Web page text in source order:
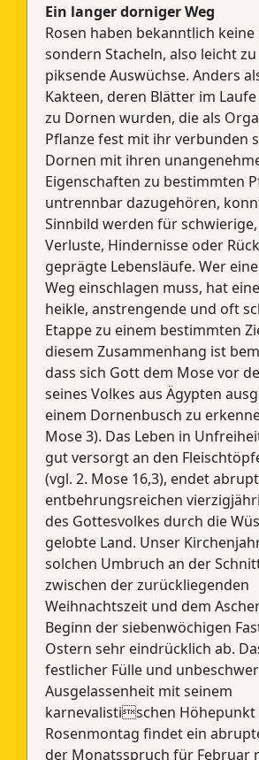
Ein langer dorniger Weg
Rosen haben bekanntlich
sondern Stacheln, also leicht
piksende Auswüchse. Anders
Kakteen, deren Blätter im
zu Dornen wurden, die als
Pflanze fest mit ihr verbunden
Dornen mit ihren
Eigenschaften zu bestimmten
untrennbar dazugehören,
Sinnbild werden für
Verluste, Hindernisse oder
geprägte Lebensläufe. Wer
Weg einschlagen muss, hat
heikle, anstrengende und oft
Etappe zu einem bestimmten
diesem Zusammenhang ist
dass sich Gott dem Mose vor
seines Volkes aus Ägypten
einem Dornenbusch zu
Mose 3). Das Leben in
gut versorgt an den
(vgl. 2. Mose 16,3), endet
entbehrungsreichen
des Gottesvolkes durch die
gelobte Land. Unser
solchen Umbruch an der
zwischen der zurückliegenden
Weihnachtszeit und dem
Beginn der siebenwöchigen
Ostern sehr eindrücklich ab.
festlicher Fülle und
Ausgelassenheit mit seinem
karnevalistischen Höhepunkt
Rosenmontag findet ein
der Monatsspruch für Februar